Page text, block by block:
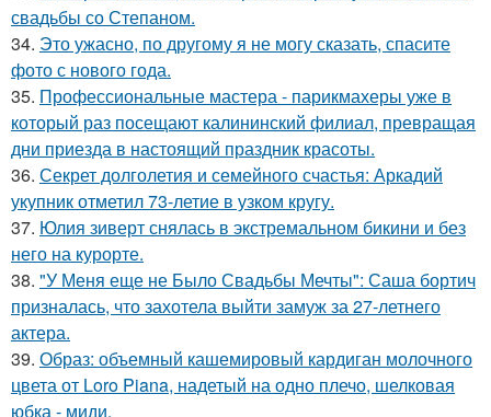
свадьбы со Степаном.
34. Это ужасно, по другому я не могу сказать, спасите
фото с нового года.
35. Профессиональные мастера - парикмахеры уже в
который раз посещают калининский филиал, превращая
дни приезда в настоящий праздник красоты.
36. Секрет долголетия и семейного счастья: Аркадий
укупник отметил 73-летие в узком кругу.
37. Юлия зиверт снялась в экстремальном бикини и без
него на курорте.
38. "У Меня еще не Было Свадьбы Мечты": Саша бортич
призналась, что захотела выйти замуж за 27-летнего
актера.
39. Образ: объемный кашемировый кардиган молочного
цвета от Loro Piana, надетый на одно плечо, шелковая
юбка - миди.